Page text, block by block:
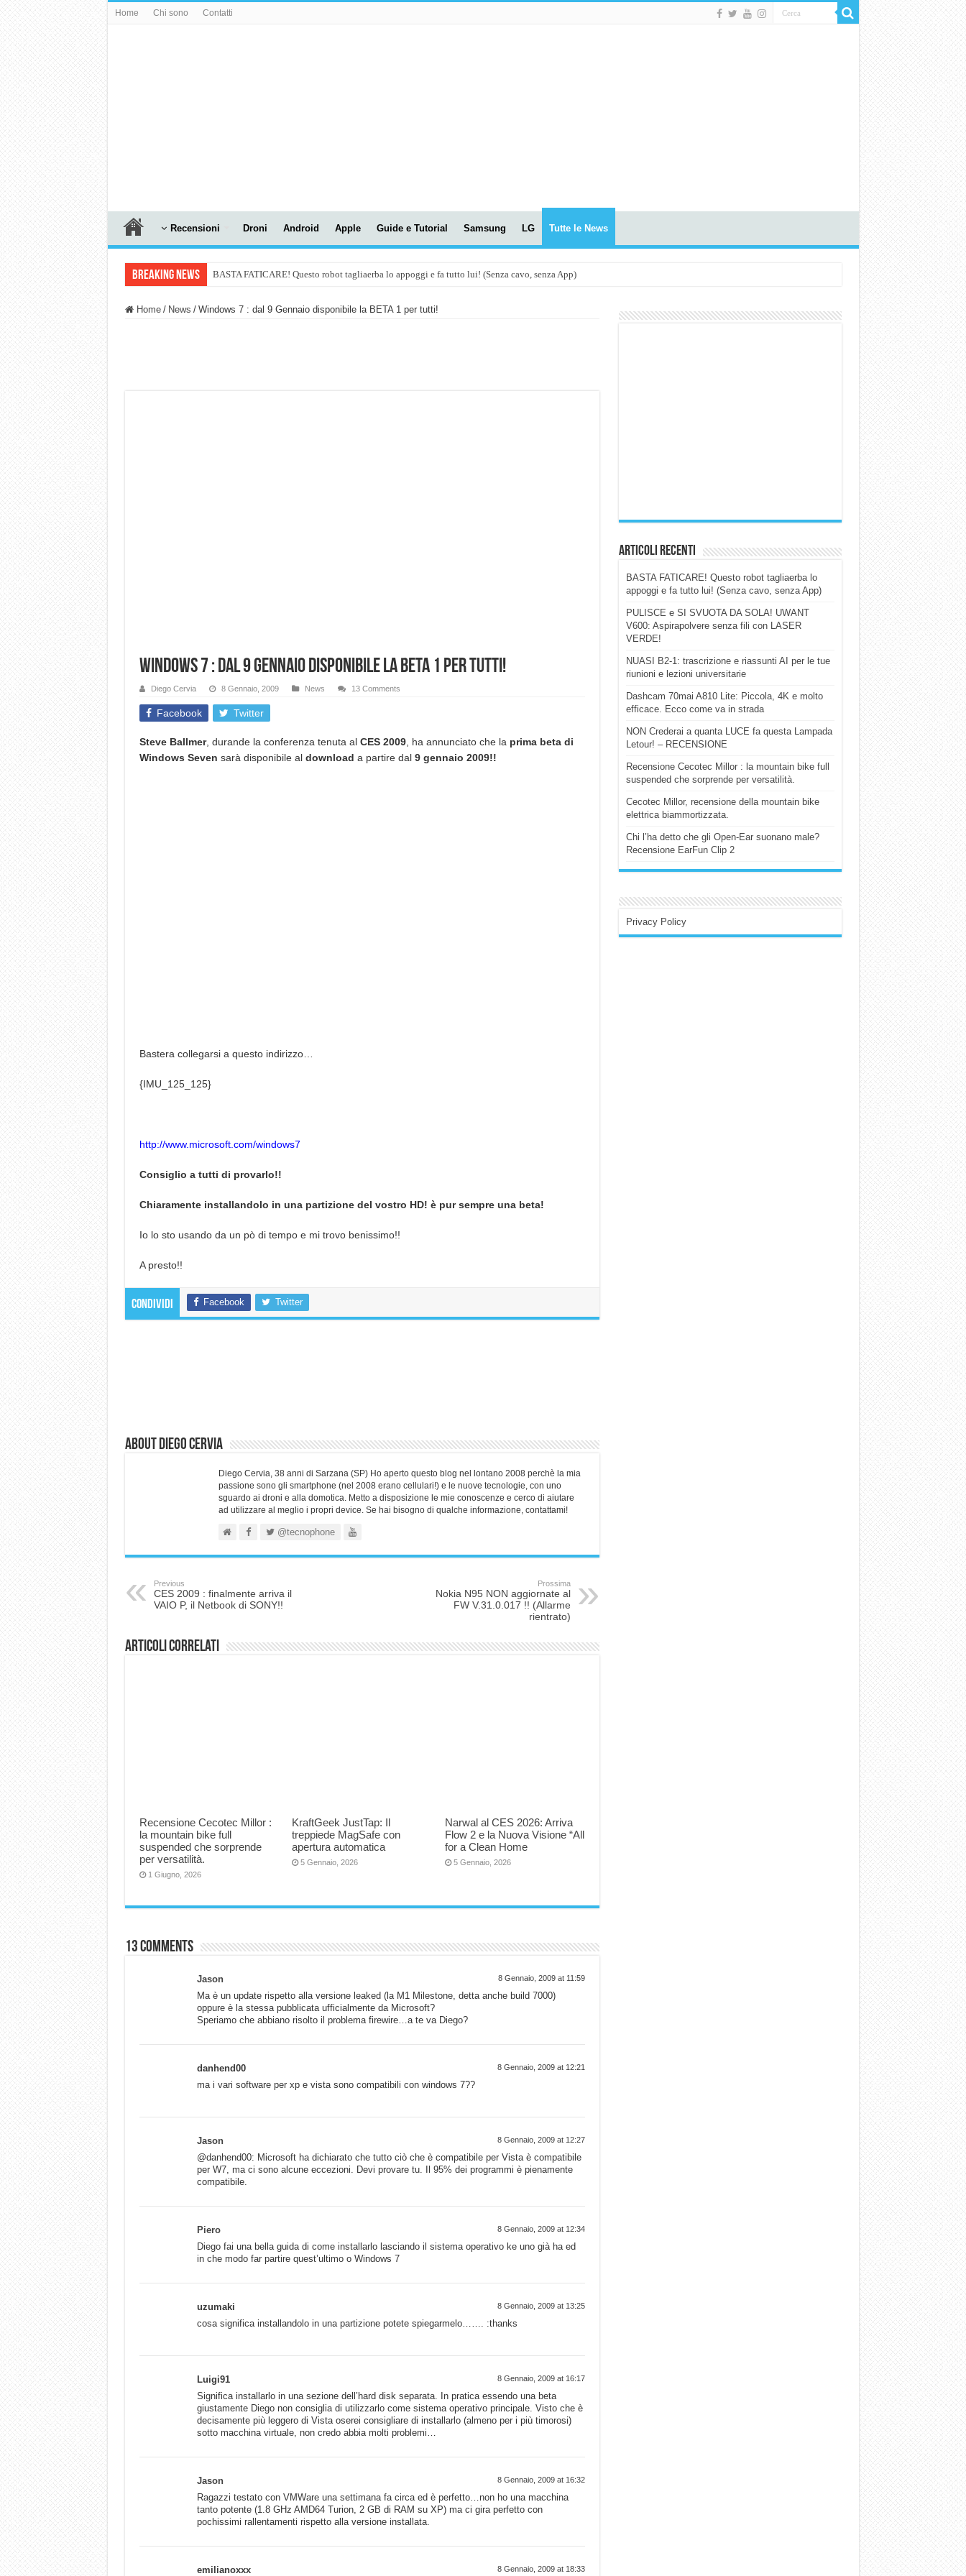
Home Chi sono Contatti
Recensioni Droni Android Apple Guide e Tutorial Samsung LG Tutte le News
Breaking News BASTA FATICARE! Questo robot tagliaerba lo appoggi e fa tutto lui! (Senza cavo, senza App)
Home / News / Windows 7 : dal 9 Gennaio disponibile la BETA 1 per tutti!
Windows 7 : dal 9 Gennaio disponibile la BETA 1 per tutti!
Diego Cervia 8 Gennaio, 2009 News 13 Comments
Facebook Twitter
Steve Ballmer, durande la conferenza tenuta alCES 2009, ha annunciato che la prima beta di
Windows Seven sarà disponibile al download a partire dal 9 gennaio 2009!!
Bastera collegarsi a questo indirizzo…
{IMU_125_125}
http://www.microsoft.com/windows7
Consiglio a tutti di provarlo!!
Chiaramente installandolo in una partizione del vostro HD! è pur sempre una beta!
Io lo sto usando da un pò di tempo e mi trovo benissimo!!
A presto!!
Condividi Facebook Twitter
About Diego Cervia
Diego Cervia, 38 anni di Sarzana (SP) Ho aperto questo blog nel lontano 2008 perchè la mia
passione sono gli smartphone (nel 2008 erano cellulari!) e le nuove tecnologie, con uno
sguardo ai droni e alla domotica. Metto a disposizione le mie conoscenze e cerco di aiutare
ad utilizzare al meglio i propri device. Se hai bisogno di qualche informazione, contattami!
@tecnophone
Previous
CES 2009 : finalmente arriva il
VAIO P, il Netbook di SONY!!
Prossima
Nokia N95 NON aggiornate al
FW V.31.0.017 !! (Allarme
rientrato)
Articoli correlati
Recensione Cecotec Millor :
la mountain bike full
suspended che sorprende
per versatilità.
1 Giugno, 2026
KraftGeek JustTap: Il
treppiede MagSafe con
apertura automatica
5 Gennaio, 2026
Narwal al CES 2026: Arriva
Flow 2 e la Nuova Visione “All
for a Clean Home
5 Gennaio, 2026
13 comments
Jason 8 Gennaio, 2009 at 11:59
Ma è un update rispetto alla versione leaked (la M1 Milestone, detta anche build 7000)
oppure è la stessa pubblicata ufficialmente da Microsoft?
Speriamo che abbiano risolto il problema firewire…a te va Diego?
danhend00 8 Gennaio, 2009 at 12:21
ma i vari software per xp e vista sono compatibili con windows 7??
Jason 8 Gennaio, 2009 at 12:27
@danhend00: Microsoft ha dichiarato che tutto ciò che è compatibile per Vista è compatibile
per W7, ma ci sono alcune eccezioni. Devi provare tu. Il 95% dei programmi è pienamente
compatibile.
Piero 8 Gennaio, 2009 at 12:34
Diego fai una bella guida di come installarlo lasciando il sistema operativo ke uno già ha ed
in che modo far partire quest’ultimo o Windows 7
uzumaki 8 Gennaio, 2009 at 13:25
cosa significa installandolo in una partizione potete spiegarmelo……. :thanks
Luigi91 8 Gennaio, 2009 at 16:17
Significa installarlo in una sezione dell’hard disk separata. In pratica essendo una beta
giustamente Diego non consiglia di utilizzarlo come sistema operativo principale. Visto che è
decisamente più leggero di Vista oserei consigliare di installarlo (almeno per i più timorosi)
sotto macchina virtuale, non credo abbia molti problemi…
Jason 8 Gennaio, 2009 at 16:32
Ragazzi testato con VMWare una settimana fa circa ed è perfetto…non ho una macchina
tanto potente (1.8 GHz AMD64 Turion, 2 GB di RAM su XP) ma ci gira perfetto con
pochissimi rallentamenti rispetto alla versione installata.
emilianoxxx 8 Gennaio, 2009 at 18:33
Articoli Recenti
BASTA FATICARE! Questo robot tagliaerba lo
appoggi e fa tutto lui! (Senza cavo, senza App)
PULISCE e SI SVUOTA DA SOLA! UWANT
V600: Aspirapolvere senza fili con LASER
VERDE!
NUASI B2-1: trascrizione e riassunti AI per le tue
riunioni e lezioni universitarie
Dashcam 70mai A810 Lite: Piccola, 4K e molto
efficace. Ecco come va in strada
NON Crederai a quanta LUCE fa questa Lampada
Letour! – RECENSIONE
Recensione Cecotec Millor : la mountain bike full
suspended che sorprende per versatilità.
Cecotec Millor, recensione della mountain bike
elettrica biammortizzata.
Chi l’ha detto che gli Open-Ear suonano male?
Recensione EarFun Clip 2
Privacy Policy